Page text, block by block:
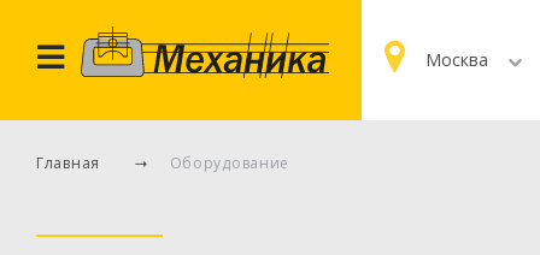
Москва
Главная Оборудование